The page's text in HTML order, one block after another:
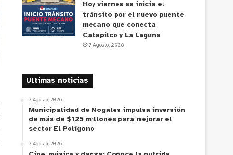
Hoy viernes se inicia el
tránsito por el nuevo puente
mecano que conecta
Catapilco y La Laguna
7 Agosto, 2026
Ultimas noticias
7 Agosto, 2026
Municipalidad de Nogales impulsa inversión
de más de $125 millones para mejorar el
sector El Polígono
7 Agosto, 2026